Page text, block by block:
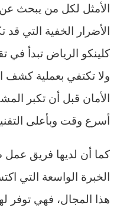
الأمثل لكل من يبحث
الأضرار الخفية التي قد
كلينكو الرياض تبدأ في
ولا تكتفي بعملية كشف
الأمان قبل أن تكبر
أسرع وقت وبأعلى
كما أن لديها فريق
الخبرة الواسعة التي
هذا المجال، فهي توفر